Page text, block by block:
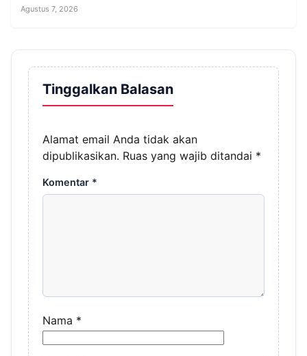
Agustus 7, 2026
Tinggalkan Balasan
Alamat email Anda tidak akan
dipublikasikan. Ruas yang wajib ditandai *
Komentar *
Nama *